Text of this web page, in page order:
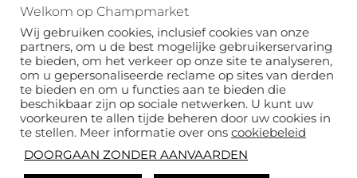
Copyright 2022 © alle rechten voorbehouden.
Welkom op Champmarket
Wij gebruiken cookies, inclusief cookies van onze
partners, om u de best mogelijke gebruikerservaring
te bieden, om het verkeer op onze site te analyseren,
om u gepersonaliseerde reclame op sites van derden
te bieden en om u functies aan te bieden die
beschikbaar zijn op sociale netwerken. U kunt uw
voorkeuren te allen tijde beheren door uw cookies in
te stellen. Meer informatie over ons cookiebeleid
DOORGAAN ZONDER AANVAARDEN